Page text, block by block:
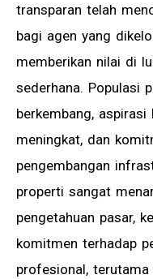
transparan telah
bagi agen yang
memberikan nilai di
sederhana. Populasi
berkembang,
meningkat, dan
pengembangan
properti sangat
pengetahuan pasar,
komitmen terhadap
profesional,